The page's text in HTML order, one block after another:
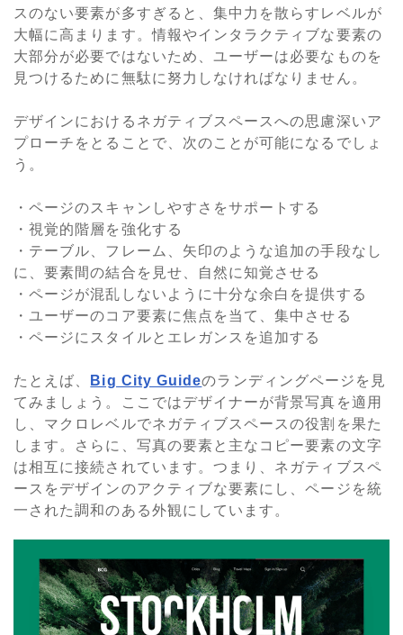
スのない要素が多すぎると、集中力を散らすレベルが
大幅に高まります。情報やインタラクティブな要素の
大部分が必要ではないため、ユーザーは必要なものを
見つけるために無駄に努力しなければなりません。
デザインにおけるネガティブスペースへの思慮深いア
プローチをとることで、次のことが可能になるでしょ
う。
・ページのスキャンしやすさをサポートする
・視覚的階層を強化する
・テーブル、フレーム、矢印のような追加の手段なし
に、要素間の結合を見せ、自然に知覚させる
・ページが混乱しないように十分な余白を提供する
・ユーザーのコア要素に焦点を当て、集中させる
・ページにスタイルとエレガンスを追加する
たとえば、 Big City Guideのランディングページを見
てみましょう。ここではデザイナーが背景写真を適用
し、マクロレベルでネガティブスペースの役割を果た
します。さらに、写真の要素と主なコピー要素の文字
は相互に接続されています。つまり、ネガティブスペ
ースをデザインのアクティブな要素にし、ページを統
一された調和のある外観にしています。